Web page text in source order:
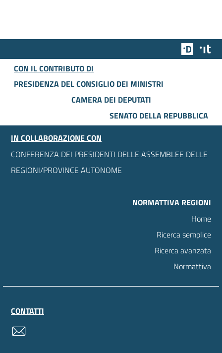
Team
CON IL CONTRIBUTO DI
PRESIDENZA DEL CONSIGLIO DEI MINISTRI
CAMERA DEI DEPUTATI
SENATO DELLA REPUBBLICA
IN COLLABORAZIONE CON
CONFERENZA DEI PRESIDENTI DELLE ASSEMBLEE DELLE
REGIONI/PROVINCE AUTONOME
NORMATTIVA REGIONI
Home
Ricerca semplice
Ricerca avanzata
Normattiva
CONTATTI